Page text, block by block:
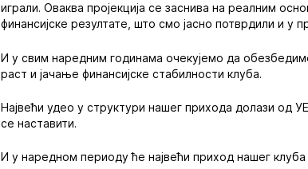
играли. Оваква пројекција се заснива на реалним
финансијске резултате, што смо јасно потврдили и у
И у свим наредним годинама очекујемо да
раст и јачање финансијске стабилности клуба.
Највећи удео у структури нашег прихода долази од
се наставити.
И у наредном периоду ће највећи приход нашег